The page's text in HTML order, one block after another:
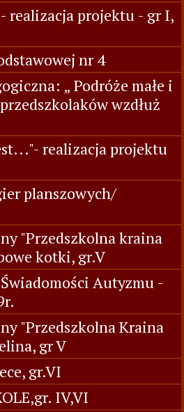
realizacja projektu - gr I,
nr 4
„ Podróże małe i
wzdłuż
realizacja projektu
planszowych/
"Przedszkolna kraina
kotki, gr.V
Autyzmu -
"Przedszkolna Kraina
gr V
gr.VI
IV,VI